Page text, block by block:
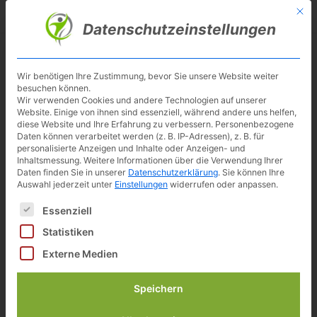
Skip
Besuche meinen Youtube-Kanal ▶︎
Medizinische Ergometer
Ergometer gibt es für den privaten Einsatz.
Für die dauerhafte Nutzung in Sportstätten,
Fitnessstudios und Hotels und für
medizinische Zwecke.
Rehabilitationseinrichtungen,
Mit
Datenschutzeinstellungen
Wir benötigen Ihre Zustimmung, bevor Sie unsere Website weiter
besuchen können.
Wir verwenden Cookies und andere Technologien auf unserer
Website. Einige von ihnen sind essenziell, während andere uns helfen,
diese Website und Ihre Erfahrung zu verbessern. Personenbezogene
Daten können verarbeitet werden (z. B. IP-Adressen), z. B. für
personalisierte Anzeigen und Inhalte oder Anzeigen- und
Inhaltsmessung. Weitere Informationen über die Verwendung Ihrer
Daten finden Sie in unserer Datenschutzerklärung. Sie können Ihre
Auswahl jederzeit unter Einstellungen widerrufen oder anpassen.
Es folgt eine Liste der Service-Gruppen, für die eine
Essenziell
Statistiken
Externe Medien
Speichern